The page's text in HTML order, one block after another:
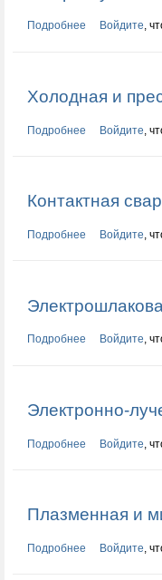
Подробнее о Войдите,
Холодная и
Подробнее о Холодная и
Войдите ,
Контактная
Подробнее о Войдите,
Подробнее о Войдите,
Электронно-
Подробнее оВойдите ,
Плазменная и
Подробнее оВойдите,